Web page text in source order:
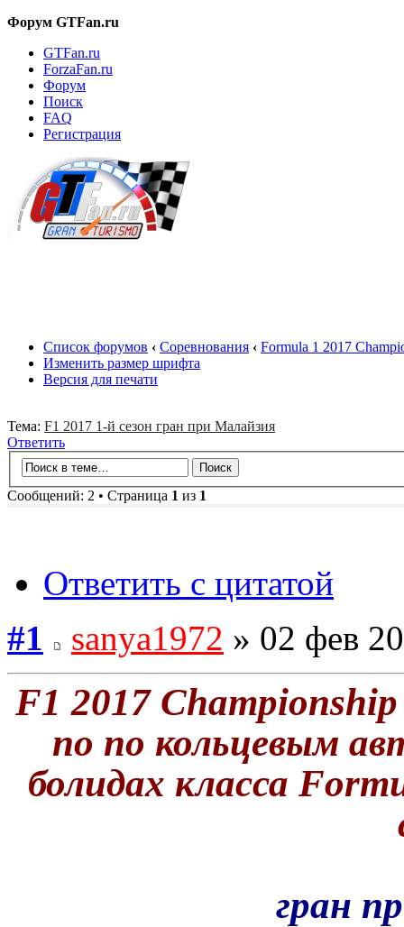
Форум GTFan.ru
GTFan.ru
ForzaFan.ru
Форум
Поиск
FAQ
Регистрация
Список форумов ‹ Соревнования ‹ Formula 1 2017
Изменить размер шрифта
Версия для печати
Тема: F1 2017 1-й сезон гран при Малайзия
Ответить
Сообщений: 2 • Страница 1 из 1
Ответить с цитатой
#1
sanya1972 » 02 фев
F1 2017
по по кольцевым
болидах класса
гран